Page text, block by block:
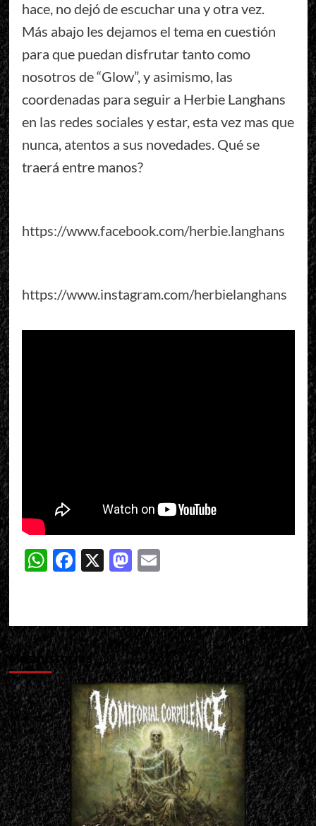
hace, no dejó de escuchar una y otra vez.
Más abajo les dejamos el tema en cuestión
para que puedan disfrutar tanto como
nosotros de “Glow”, y asimismo, las
coordenadas para seguir a Herbie Langhans
en las redes sociales y estar, esta vez mas que
nunca, atentos a sus novedades. Qué se
traerá entre manos?
https://www.facebook.com/herbie.langhans
https://www.instagram.com/herbielanghans
WhatsApp
Facebook
X Mastodon
Email
Más historias